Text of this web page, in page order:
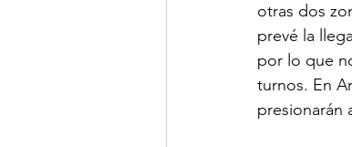
otras dos
prevé la
por lo que
turnos. En
presionarán